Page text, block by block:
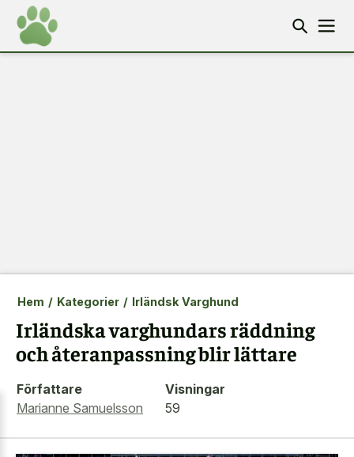
Hem / Kategorier / Irländsk Varghund
Irländska varghundars räddning
och återanpassning blir lättare
Författare
Marianne Samuelsson
Visningar
59